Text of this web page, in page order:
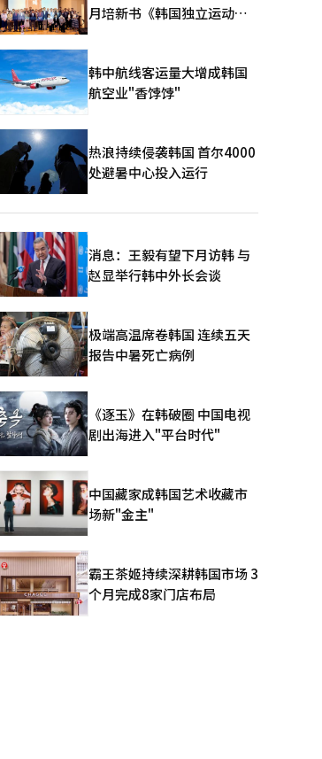
月培新书《韩国独立运动圣
韩中航线客运量大增成韩国
航空业"香饽饽"
热浪持续侵袭韩国 首尔4000
处避暑中心投入运行
消息：王毅有望下月访韩 与
赵显举行韩中外长会谈
极端高温席卷韩国 连续五天
报告中暑死亡病例
《逐玉》在韩破圈 中国电视
剧出海进入"平台时代"
中国藏家成韩国艺术收藏市
场新"金主"
霸王茶姬持续深耕韩国市场 3
个月完成8家门店布局